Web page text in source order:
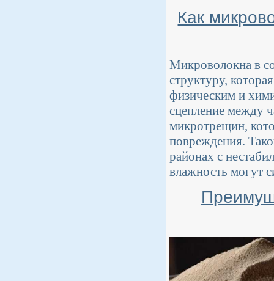
Как
Микроволокна в
структуру,
физическим и
сцепление между
микротрещин,
повреждения.
районах с
влажность могут